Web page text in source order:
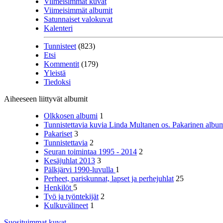
Viimeisimmät albumit
Satunnaiset valokuvat
Kalenteri
Tunnisteet (823)
Etsi
Kommentit (179)
Yleistä
Tiedoksi
Aiheeseen liittyvät albumit
Olkkosen albumi 1
Tunnistettavia kuvia Linda Multanen os. Pakarinen
Pakariset 3
Tunnistettavia 2
Seuran toimintaa 1995 - 2014 2
Kesäjuhlat 2013 3
Pälkjärvi 1990-luvulla 1
Perheet, pariskunnat, lapset ja perhejuhlat 25
Henkilöt 5
Työ ja työntekijät 2
Kulkuvälineet 1